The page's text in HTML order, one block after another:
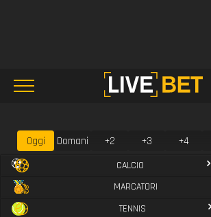
Oggi Domani +2 +3 +4
CALCIO
MARCATORI
TENNIS